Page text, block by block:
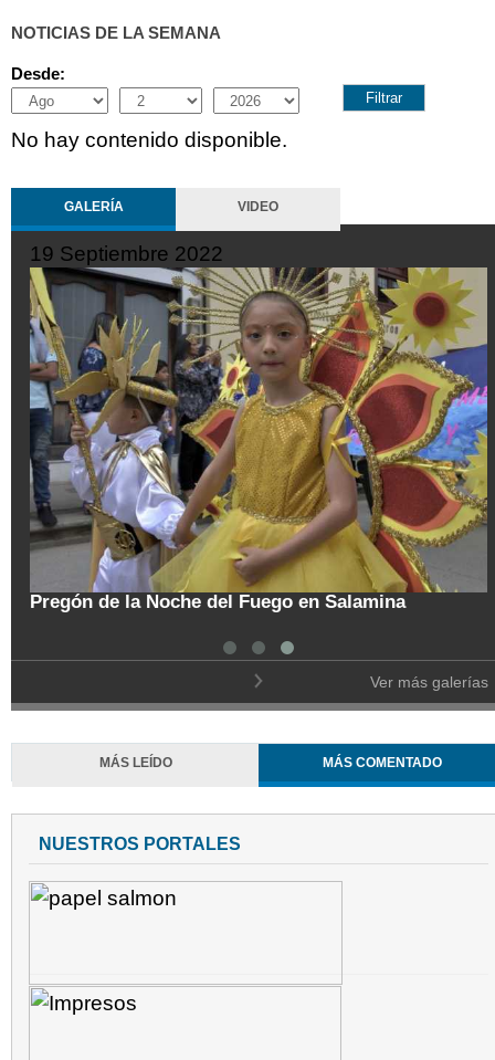
NOTICIAS DE LA SEMANA
Desde:
Month
Day Year
No hay contenido disponible.
GALERÍA VIDEO
19 Septiembre 2022
Pregón de la Noche del Fuego en Salamina
Ver más galerías
MÁS LEÍDO MÁS COMENTADO
NUESTROS PORTALES